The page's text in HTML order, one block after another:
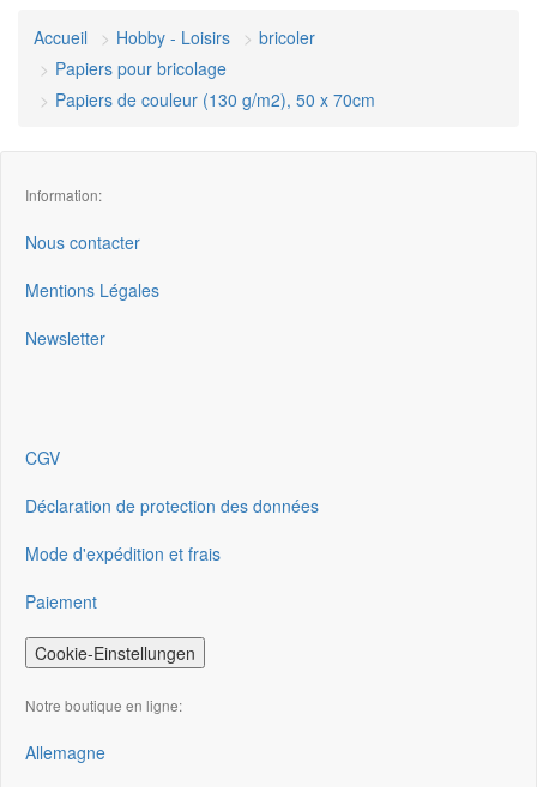
Accueil Hobby - Loisirs
bricoler
Papiers pour bricolage
Papiers de couleur (130 g/m2), 50 x 70cm
Information:
Nous contacter
Mentions Légales
Newsletter
CGV
Déclaration de protection des données
Mode d'expédition et frais
Paiement
Cookie-Einstellungen
Notre boutique en ligne:
Allemagne